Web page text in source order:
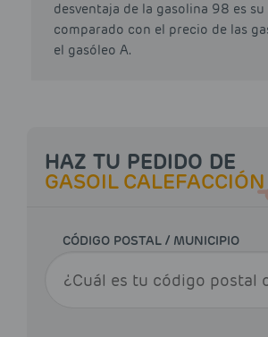
desventaja de la gasolina 98 es
comparado con el precio de las
el gasóleo A.
HAZ TU PEDIDO DE
GASOIL CALEFACCIÓN
CÓDIGO POSTAL / MUNICIPIO